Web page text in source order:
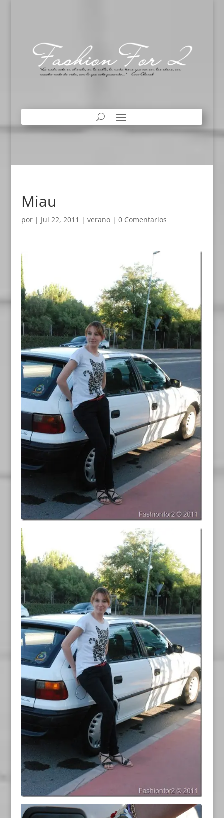
Miau
por | Jul 22, 2011 | verano| 0 Comentarios